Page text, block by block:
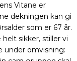
Vitane er
dekningen kan gi
som er 67 år.
sikker, stiller vi
under omvisning: